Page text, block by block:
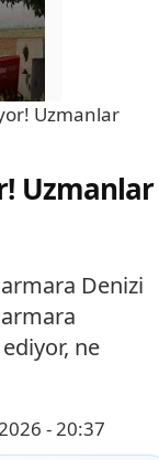
Uzmanlar
Uzmanlar
Denizi
ne
- 20:37